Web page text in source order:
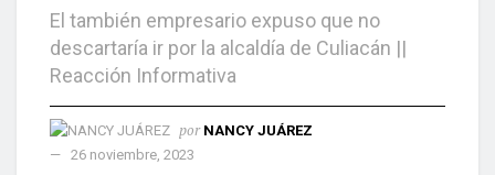
El también empresario expuso que no
descartaría ir por la alcaldía de Culiacán ||
Reacción Informativa
por NANCY JUÁREZ
26 noviembre, 2023